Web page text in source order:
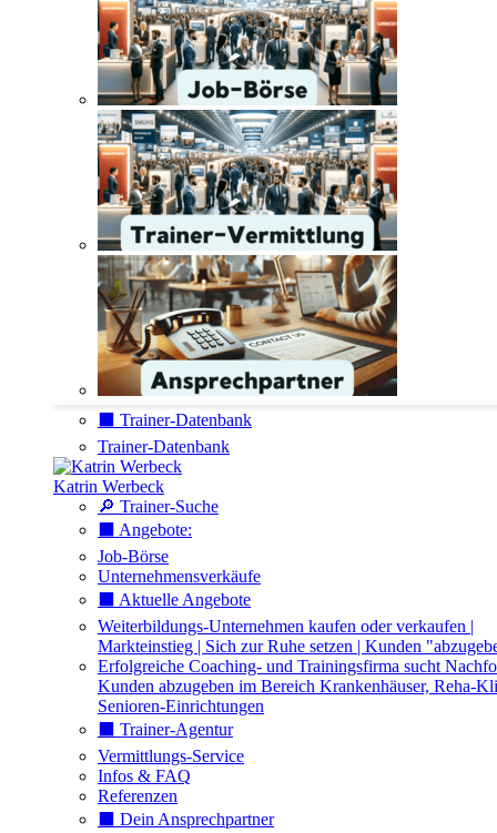
⬛️ Trainer-Datenbank
Trainer-Datenbank
Katrin Werbeck
🔎 Trainer-Suche
⬛️ Angebote:
Job-Börse
Unternehmensverkäufe
⬛️ Aktuelle Angebote
Weiterbildungs-Unternehmen kaufen oder verkaufen |
Markteinstieg | Sich zur Ruhe setzen | Kunden
Erfolgreiche Coaching- und Trainingsfirma sucht
Kunden abzugeben im Bereich Krankenhäuser, Reha-
Senioren-Einrichtungen
⬛️ Trainer-Agentur
Vermittlungs-Service
Infos & FAQ
Referenzen
⬛️ Dein Ansprechpartner